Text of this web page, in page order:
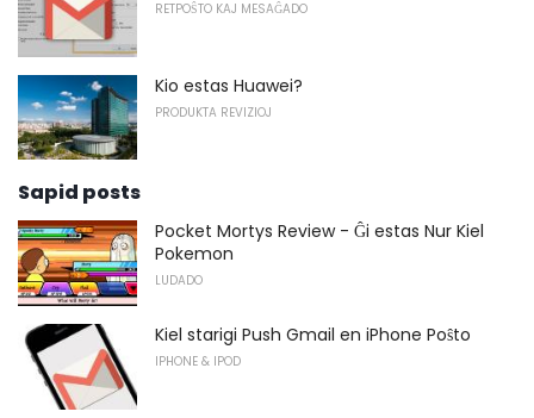
RETPOŜTO KAJ MESAĜADO
Kio estas Huawei?
PRODUKTA REVIZIOJ
Sapid posts
Pocket Mortys Review - Ĝi estas Nur Kiel
Pokemon
LUDADO
Kiel starigi Push Gmail en iPhone Poŝto
IPHONE & IPOD